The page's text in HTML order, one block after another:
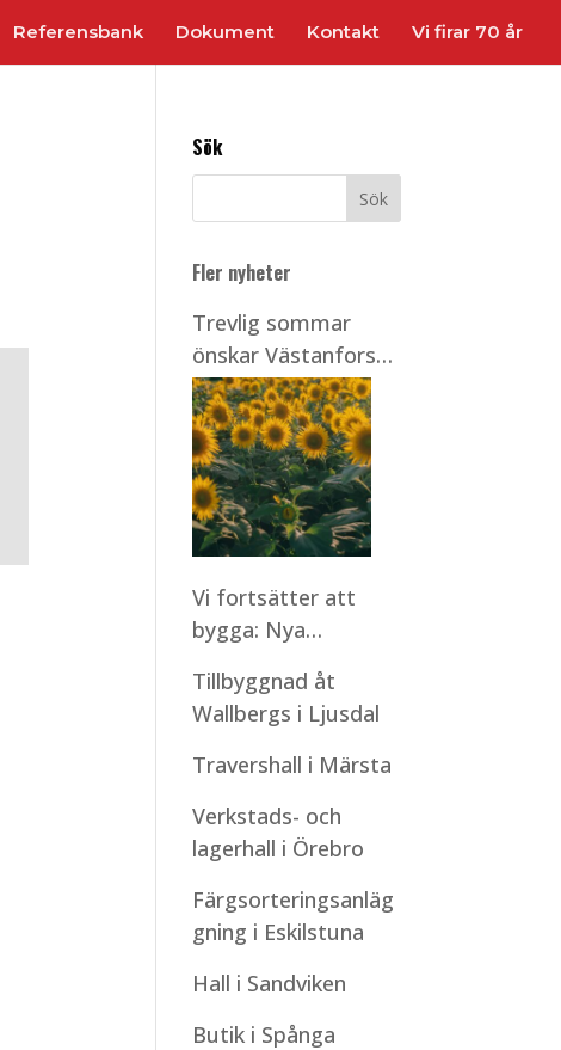
Referensbank Dokument Kontakt Vi firar 70 år
Sök
Fler nyheter
Trevlig sommar
önskar Västanfors
Stålbyggnader!
Vi fortsätter att
bygga: Nya
under sommaren
Tillbyggnad åt
Wallbergs i Ljusdal
Travershall i Märsta
Verkstads- och
lagerhall i Örebro
Färgsorteringsanläg
gning i Eskilstuna
Hall i Sandviken
Butik i Spånga